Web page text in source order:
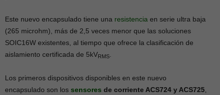
Este nuevo encapsulado tiene una resistencia en serie ultra baja
(265 microhm), más de 2,5 veces menor que las soluciones
SOIC16W existentes, al tiempo que ofrece la clasificación de
aislamiento certificada de 5kVRMS
Los primeros dispositivos disponibles en este nuevo
encapsulado son los sensores de corriente ACS724 y ACS725